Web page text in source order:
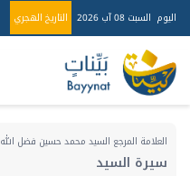
اليوم السبت 08 آب 2026 التاريخ الهجري
العلامة المرجع السيد محمد حسين فضل الله
سيرة السيد